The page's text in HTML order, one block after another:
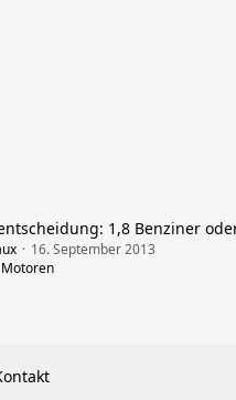
16. September 2013